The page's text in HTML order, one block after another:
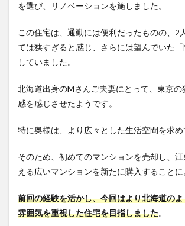
を選び、リノベーションを施しました。
この住宅は、通勤には便利だったものの、2
ては狭すぎると感じ、さらには望んでいた
していました。
北海道出身のMさんご夫妻にとって、東京の
感を感じさせたようです。
特に奥様は、より広々とした生活空間を求め
そのため、初めてのマンションを売却し、
える広いマンションを新たに購入することに
前回の経験を活かし、今回はより北海道の
雰囲気を重視した住宅を目指しました。